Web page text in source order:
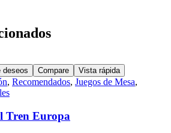
deseos Compare Vista rápida
, Recomendados, Juegos de Mesa,
Tren Europa